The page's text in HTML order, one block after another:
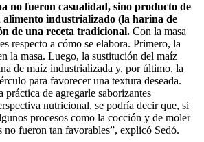
no fueron casualidad, sino producto de
industrializado (la harina de
de una receta tradicional. Con la masa
respecto a cómo se elabora. Primero, la
la masa. Luego, la sustitución del maíz
de maíz industrializada y, por último, la
para favorecer una textura deseada.
práctica de agregarle saborizantes
nutricional, se podría decir que, si
procesos como la cocción y de moler
no fueron tan favorables”, explicó Sedó.